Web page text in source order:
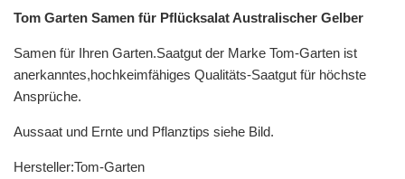
Tom Garten Samen für Pflücksalat Australischer Gelber
Samen für Ihren Garten.Saatgut der Marke Tom-Garten ist
anerkanntes,hochkeimfähiges Qualitäts-Saatgut für höchste
Ansprüche.
Aussaat und Ernte und Pflanztips siehe Bild.
Hersteller:Tom-Garten